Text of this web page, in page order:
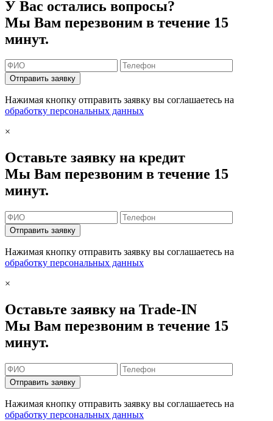
У Вас остались вопросы?
Мы Вам перезвоним в течение 15
минут.
Отправить заявку
Нажимая кнопку отправить заявку вы соглашаетесь на
обработку персональных данных
×
Оставьте заявку на кредит
Мы Вам перезвоним в течение 15
минут.
Отправить заявку
Нажимая кнопку отправить заявку вы соглашаетесь на
обработку персональных данных
×
Оставьте заявку на Trade-IN
Мы Вам перезвоним в течение 15
минут.
Отправить заявку
Нажимая кнопку отправить заявку вы соглашаетесь на
обработку персональных данных